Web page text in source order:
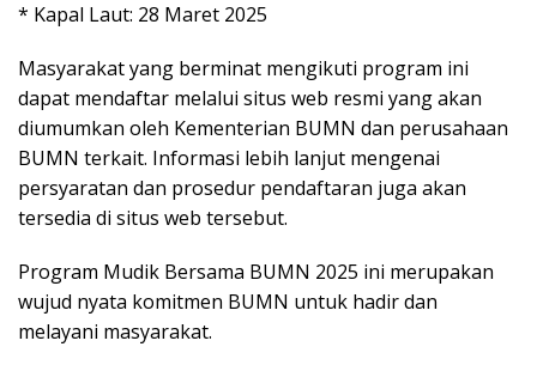
* Kapal Laut: 28 Maret 2025
Masyarakat yang berminat mengikuti program ini
dapat mendaftar melalui situs web resmi yang akan
diumumkan oleh Kementerian BUMN dan perusahaan
BUMN terkait. Informasi lebih lanjut mengenai
persyaratan dan prosedur pendaftaran juga akan
tersedia di situs web tersebut.
Program Mudik Bersama BUMN 2025 ini merupakan
wujud nyata komitmen BUMN untuk hadir dan
melayani masyarakat.